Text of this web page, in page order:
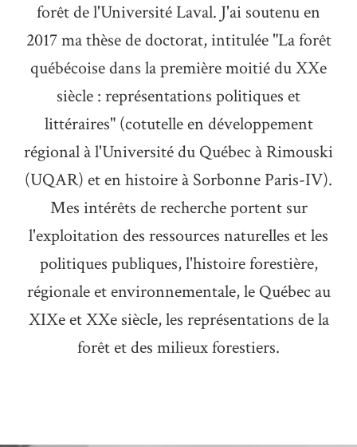
forêt de l'Université Laval. J'ai soutenu en
2017 ma thèse de doctorat, intitulée "La forêt
québécoise dans la première moitié du XXe
siècle : représentations politiques et
littéraires" (cotutelle en développement
régional à l'Université du Québec à Rimouski
(UQAR) et en histoire à Sorbonne Paris-IV).
Mes intérêts de recherche portent sur
l'exploitation des ressources naturelles et les
politiques publiques, l'histoire forestière,
régionale et environnementale, le Québec au
XIXe et XXe siècle, les représentations de la
forêt et des milieux forestiers.